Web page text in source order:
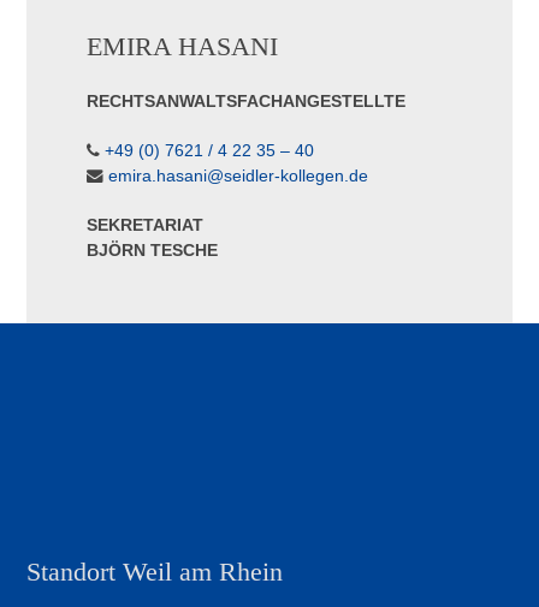
EMIRA HASANI
RECHTSANWALTSFACHANGESTELLTE
+49 (0) 7621 / 4 22 35 – 40
emira.hasani@seidler-kollegen.de
SEKRETARIAT
BJÖRN TESCHE
Standort Weil am Rhein